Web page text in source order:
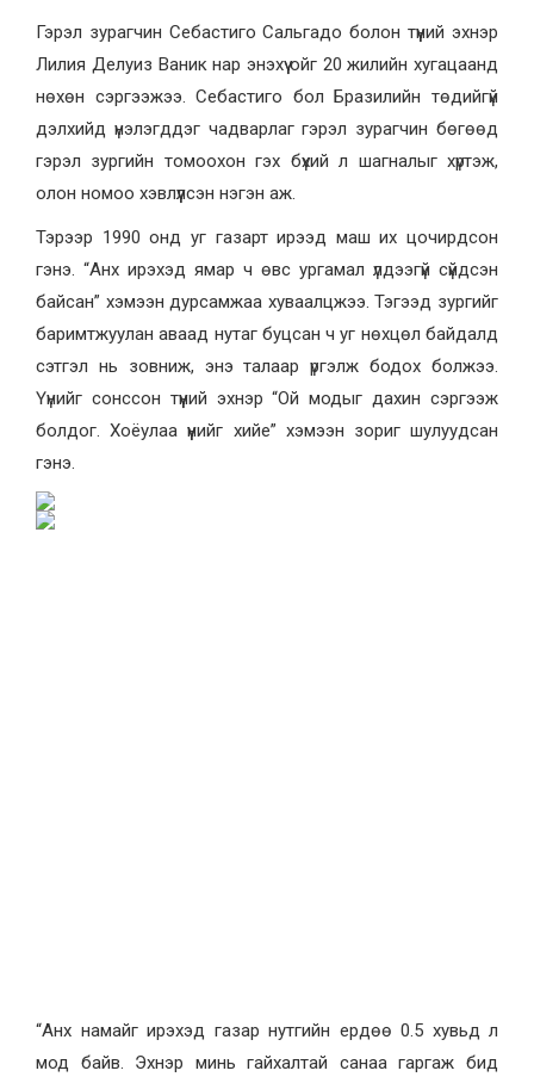
Гэрэл зурагчин Себастиго Сальгадо болон түүний эхнэр
Лилия Делуиз Ваник нар энэхүү ойг 20 жилийн хугацаанд
нөхөн сэргээжээ. Себастиго бол Бразилийн төдийгүй
дэлхийд үнэлэгддэг чадварлаг гэрэл зурагчин бөгөөд
гэрэл зургийн томоохон гэх бүхий л шагналыг хүртэж,
олон номоо хэвлүүлсэн нэгэн аж.
Тэрээр 1990 онд уг газарт ирээд маш их цочирдсон
гэнэ. “Анх ирэхэд ямар ч өвс ургамал үлдээгүй сүйдсэн
байсан” хэмээн дурсамжаа хуваалцжээ. Тэгээд зургийг
баримтжуулан аваад нутаг буцсан ч уг нөхцөл байдалд
сэтгэл нь зовниж, энэ талаар үргэлж бодох болжээ.
Үүнийг сонссон түүний эхнэр “Ой модыг дахин сэргээж
болдог. Хоёулаа үүнийг хийе” хэмээн зориг шулуудсан
гэнэ.
“Анх намайг ирэхэд газар нутгийн ердөө 0.5 хувьд л
мод байв. Эхнэр минь гайхалтай санаа гаргаж бид